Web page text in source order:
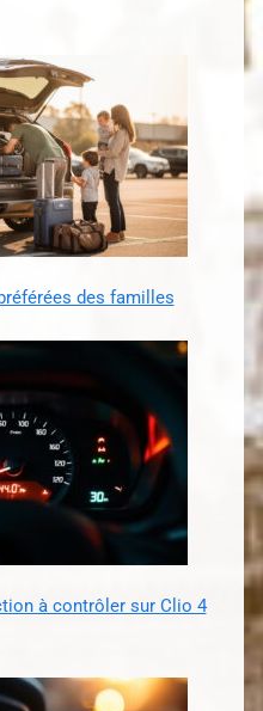
des familles
à contrôler sur Clio 4